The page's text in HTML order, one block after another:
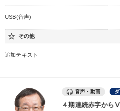
キーワード
※「更新」を押すと「カテゴリー」「目的別」「
USB(音声)
star_border その他
追加テキスト
音声・動画
４期連続赤字からⅤ